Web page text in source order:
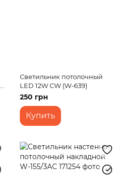
Светильник потолочный
LED 12W CW (W-639)
250 грн
Купить